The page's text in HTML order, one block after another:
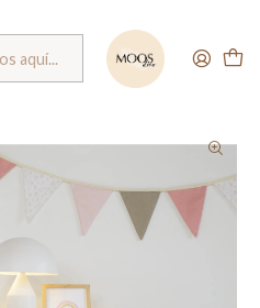
Velador organizador Alice / 2 cestas